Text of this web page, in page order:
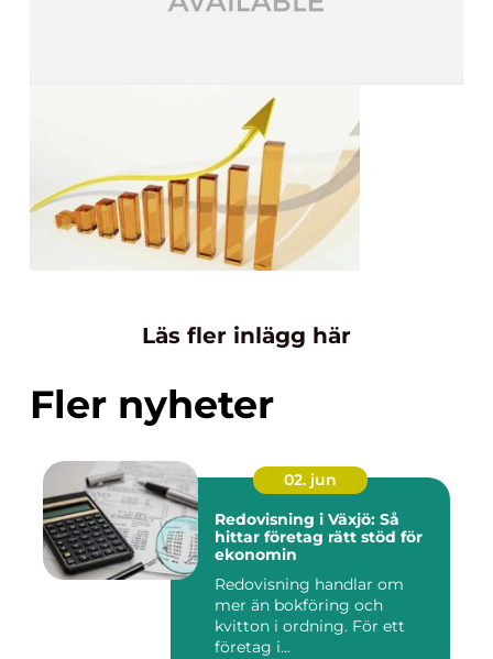
Läs fler inlägg här
Fler nyheter
02. jun
Redovisning i Växjö: Så
hittar företag rätt stöd för
ekonomin
Redovisning handlar om
mer än bokföring och
kvitton i ordning. För ett
företag i...